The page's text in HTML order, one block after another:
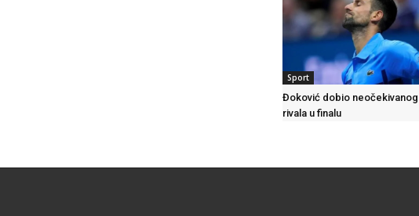
Sport
Đoković dobio neočekivanog
rivala u finalu